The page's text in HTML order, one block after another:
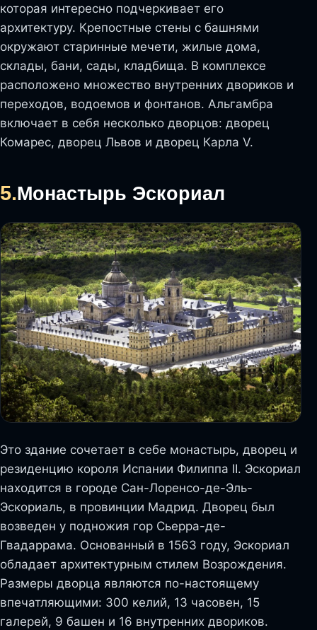
которая интересно подчеркивает его
архитектуру. Крепостные стены с башнями
окружают старинные мечети, жилые дома,
склады, бани, сады, кладбища. В комплексе
расположено множество внутренних двориков и
переходов, водоемов и фонтанов. Альгамбра
включает в себя несколько дворцов: дворец
Комарес, дворец Львов и дворец Карла V.
5.Монастырь Эскориал
Это здание сочетает в себе монастырь, дворец и
резиденцию короля Испании Филиппа II. Эскориал
находится в городе Сан-Лоренсо-де-Эль-
Эскориаль, в провинции Мадрид. Дворец был
возведен у подножия гор Сьерра-де-
Гвадаррама. Основанный в 1563 году, Эскориал
обладает архитектурным стилем Возрождения.
Размеры дворца являются по-настоящему
впечатляющими: 300 келий, 13 часовен, 15
галерей, 9 башен и 16 внутренних двориков.